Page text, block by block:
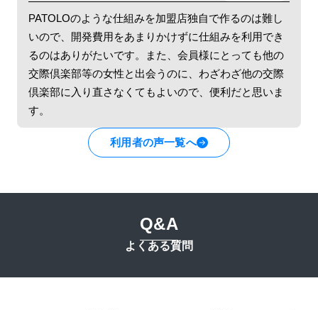
PATOLOのような仕組みを加盟店独自で作るのは難し
いので、開発費用をあまりかけずに仕組みを利用でき
るのはありがたいです。また、会員様にとっても他の
交際倶楽部等の女性と出会うのに、わざわざ他の交際
倶楽部に入り直さなくてもよいので、便利だと思いま
す。
利用者の声一覧へ
Q&A
よくある質問